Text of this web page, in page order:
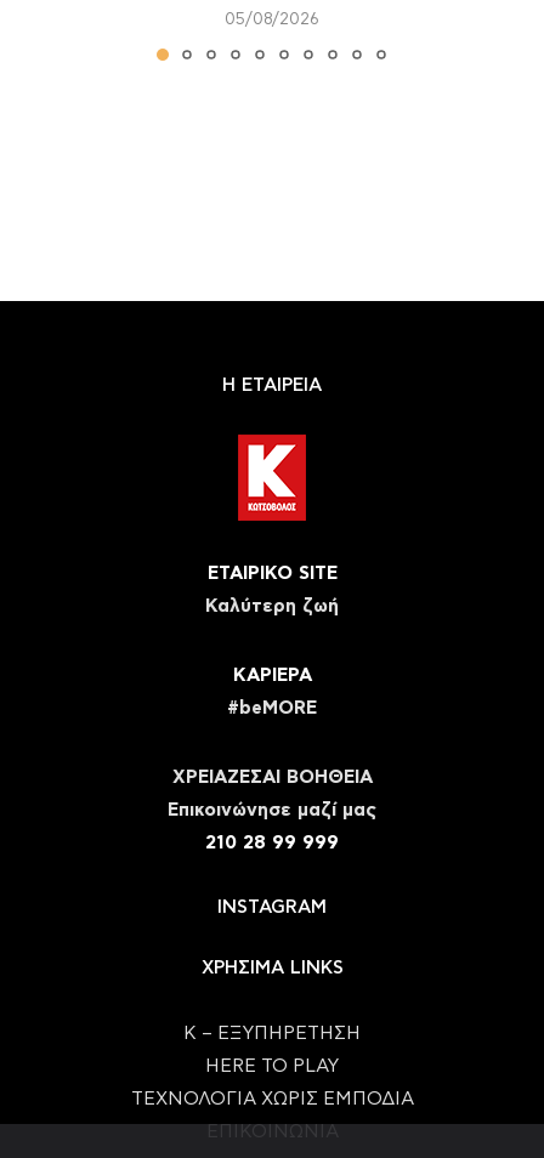
05/08/2026
Η ΕΤΑΙΡΕΙΑ
ΕΤΑΙΡΙΚΟ SITE
Καλύτερη ζωή
ΚΑΡΙΕΡΑ
#beMORE
ΧΡΕΙΑΖΕΣΑΙ ΒΟΗΘΕΙΑ
Eπικοινώνησε μαζί μας
210 28 99 999
INSTAGRAM
ΧΡΗΣΙΜΑ LINKS
Κ – ΕΞΥΠΗΡΕΤΗΣΗ
HERE TO PLAY
ΤΕΧΝΟΛΟΓΙΑ ΧΩΡΙΣ ΕΜΠΟΔΙΑ